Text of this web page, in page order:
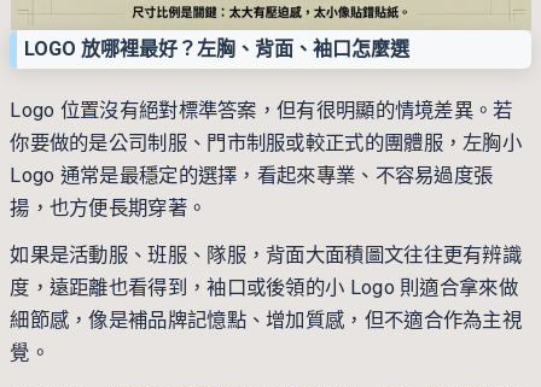
LOGO 放哪裡最好？左胸、背面、袖口怎麼選
Logo 位置沒有絕對標準答案，但有很明顯的情境差異。若
你要做的是公司制服、門市制服或較正式的團體服，左胸小
Logo 通常是最穩定的選擇，看起來專業、不容易過度張
揚，也方便長期穿著。
如果是活動服、班服、隊服，背面大面積圖文往往更有辨識
度，遠距離也看得到，袖口或後領的小 Logo 則適合拿來做
細節感，像是補品牌記憶點、增加質感，但不適合作為主視
覺。